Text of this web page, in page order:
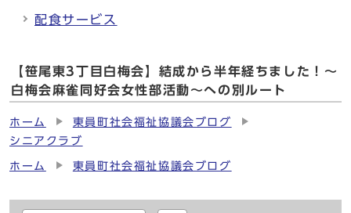
配食サービス
【笹尾東3丁目白梅会】結成から半年経ちました！～
白梅会麻雀同好会女性部活動～への別ルート
ホーム
東員町社会福祉協議会ブログ
シニアクラブ
ホーム 東員町社会福祉協議会ブログ